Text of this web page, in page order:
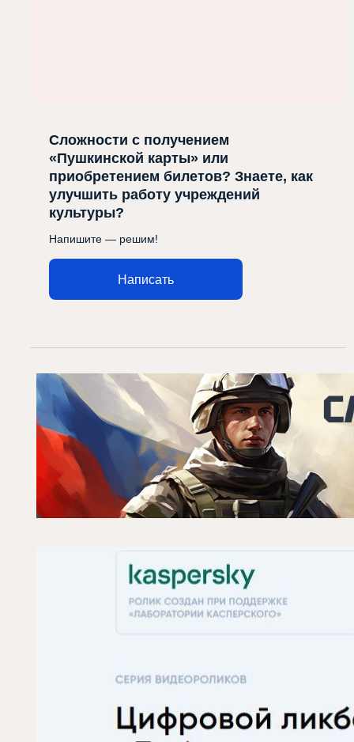
Сложности с получением
«Пушкинской карты» или
приобретением билетов? Знаете, как
улучшить работу учреждений
культуры?
Напишите — решим!
Написать